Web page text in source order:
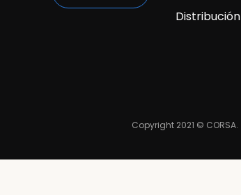
Distribución
Copyright 2021 © CORSA.